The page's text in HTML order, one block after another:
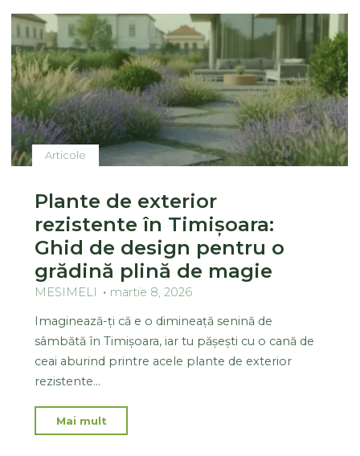
Articole
Plante de exterior
rezistente în Timișoara:
Ghid de design pentru o
grădină plină de magie
MESIMELI
martie 8, 2026
Imaginează-ți că e o dimineață senină de
sâmbătă în Timișoara, iar tu pășești cu o cană de
ceai aburind printre acele plante de exterior
rezistente…
Mai mult